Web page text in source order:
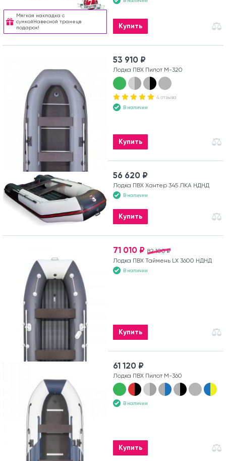
Мягкая накладка с
сумкойНавесной транецв
подарок!
Купить
53 910 ₽
Лодка ПВХ Пилот М-320
4 отзыва
В наличии
Купить
56 620 ₽
Лодка ПВХ Хантер 345 ЛКА НДНД
В наличии
Купить
82 100 ₽
71 010 ₽
Лодка ПВХ Таймень LX 3600 НДНД
В наличии
Купить
61 120 ₽
Лодка ПВХ Пилот М-360
В наличии
Купить